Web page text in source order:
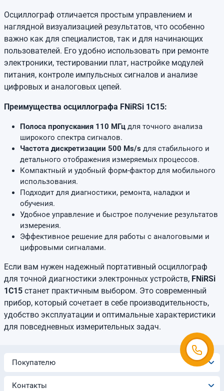
Осциллограф отличается простым управлением и
наглядной визуализацией результатов, что особенно
важно как для специалистов, так и для начинающих
пользователей. Его удобно использовать при ремонте
электроники, тестировании плат, настройке модулей
питания, контроле импульсных сигналов и анализе
цифровых и аналоговых цепей.
Преимущества осциллографа FNiRSi 1C15:
Полоса пропускания 110 МГц для точного анализа
широкого спектра сигналов.
Частота дискретизации 500 Ms/s для стабильного и
детального отображения измеряемых процессов.
Компактный и удобный форм-фактор для мобильного
использования.
Подходит для диагностики, ремонта, наладки и
обучения.
Удобное управление и быстрое получение результатов
измерения.
Эффективное решение для работы с аналоговыми и
цифровыми сигналами.
Если вам нужен надежный портативный осциллограф
для точной диагностики электронных устройств, FNiRSi
1C15 станет практичным выбором. Это современный
прибор, который сочетает в себе производительность,
удобство эксплуатации и оптимальные характеристики
для повседневных измерительных задач.
Покупателю
Контакты